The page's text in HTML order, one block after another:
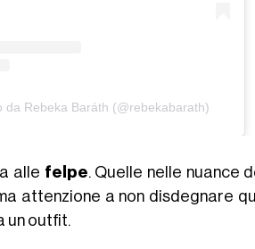
da Rebeka Baráth (@rebekabarath)
alle felpe. Quelle nelle nuance
attenzione a non disdegnare
un outfit.